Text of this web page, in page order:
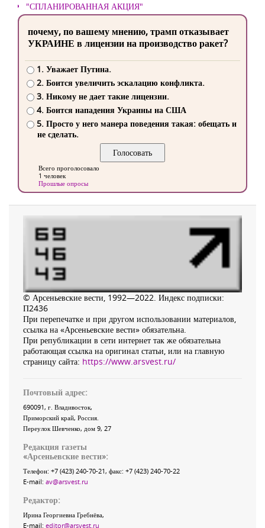
"СПЛАНИРОВАННАЯ АКЦИЯ"
почему, по вашему мнению, трамп отказывает
УКРАИНЕ в лицензии на производство ракет?
1. Уважает Путина.
2. Боится увеличить эскалацию конфликта.
3. Никому не дает такие лицензии.
4. Боится нападения Украины на США
5. Просто у него манера поведения такая: обещать и
не сделать.
Всего проголосовало
1 человек
Прошлые опросы
© Арсеньевские вести, 1992—2022. Индекс подписки:
П2436
При перепечатке и при другом использовании материалов,
ссылка на «Арсеньевские вести» обязательна.
При републикации в сети интернет так же обязательна
работающая ссылка на оригинал статьи, или на главную
страницу сайта: https://www.arsvest.ru/
Почтовый адрес:
690091, г. Владивосток,
Приморский край, Россия.
Переулок Шевченко, дом 9, 27
Редакция газеты
«Арсеньевские вести»:
Телефон: +7 (423) 240-70-21, факс: +7 (423) 240-70-22
E-mail: av@arsvest.ru
Редактор:
Ирина Георгиевна Гребнёва,
E-mail: editor@arsvest.ru